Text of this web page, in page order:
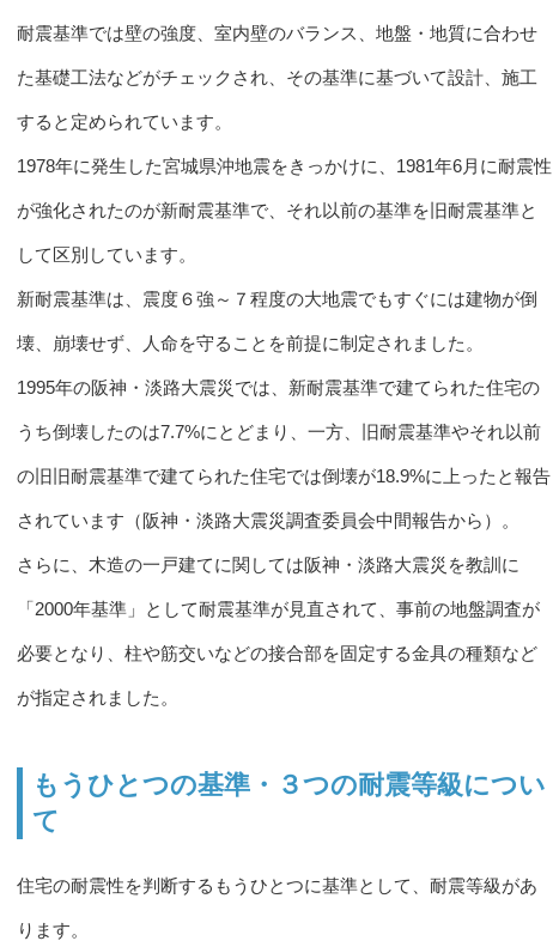
耐震基準では壁の強度、室内壁のバランス、地盤・地質に合わせ
た基礎工法などがチェックされ、その基準に基づいて設計、施工
すると定められています。
1978年に発生した宮城県沖地震をきっかけに、1981年6月に耐震性
が強化されたのが新耐震基準で、それ以前の基準を旧耐震基準と
して区別しています。
新耐震基準は、震度６強～７程度の大地震でもすぐには建物が倒
壊、崩壊せず、人命を守ることを前提に制定されました。
1995年の阪神・淡路大震災では、新耐震基準で建てられた住宅の
うち倒壊したのは7.7%にとどまり、一方、旧耐震基準やそれ以前
の旧旧耐震基準で建てられた住宅では倒壊が18.9%に上ったと報告
されています（阪神・淡路大震災調査委員会中間報告から）。
さらに、木造の一戸建てに関しては阪神・淡路大震災を教訓に
「2000年基準」として耐震基準が見直されて、事前の地盤調査が
必要となり、柱や筋交いなどの接合部を固定する金具の種類など
が指定されました。
もうひとつの基準・３つの耐震等級につい
て
住宅の耐震性を判断するもうひとつに基準として、耐震等級があ
ります。